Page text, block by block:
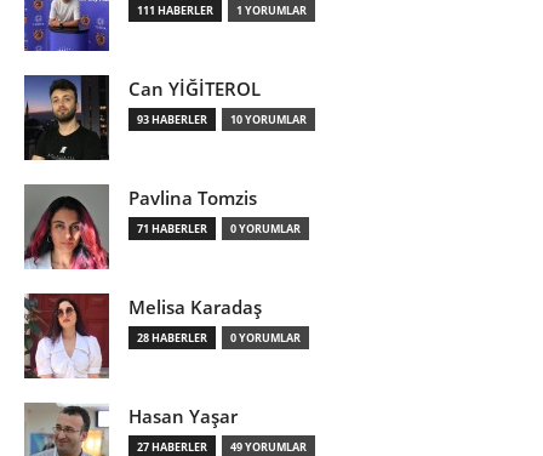
111 HABERLER 1 YORUMLAR
Can YİĞİTEROL
93 HABERLER 10 YORUMLAR
Pavlina Tomzis
71 HABERLER 0 YORUMLAR
Melisa Karadaş
28 HABERLER 0 YORUMLAR
Hasan Yaşar
27 HABERLER 49 YORUMLAR